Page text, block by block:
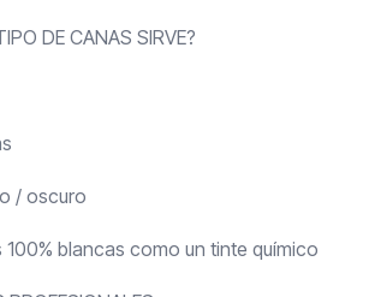
DE CANAS SIRVE?
/ oscuro
100% blancas como un tinte químico